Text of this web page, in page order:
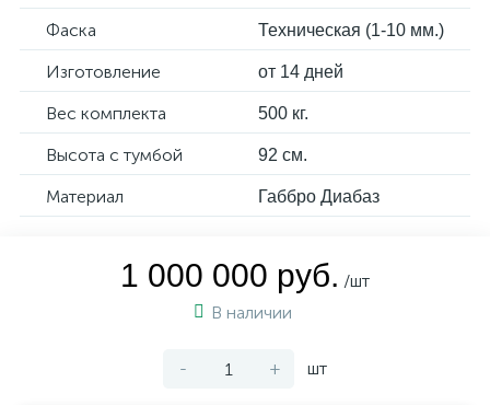
Фаска Техническая (1-10 мм.)
Изготовление от 14 дней
Вес комплекта 500 кг.
Высота с тумбой 92 см.
Материал Габбро Диабаз
1 000 000 руб. /шт
В наличии
- + шт